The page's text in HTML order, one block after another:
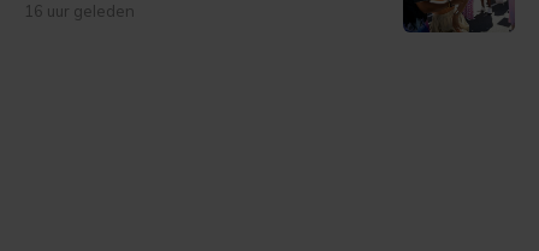
16 uur geleden